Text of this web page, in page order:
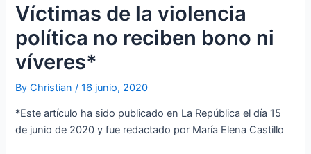
Víctimas de la violencia
política no reciben bono ni
víveres*
ByChristian/16 junio, 2020
*Este artículo ha sido publicado en La República el día 15
de junio de 2020 y fue redactado por María Elena Castillo